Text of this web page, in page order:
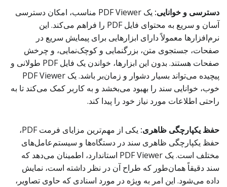
دسترسی و خوانایی:
یک PDF Viewer مناسب، امکان دسترسی
آسان و سریع به محتوای فایل PDF را فراهم می‌کند. این
نرم‌افزارها معمولاً دارای ابزارهایی برای پیمایش سریع در
صفحات، جستجوی متن، بزرگنمایی و کوچک‌نمایی، و چرخش
صفحات هستند. بدون این ابزارها، خواندن یک فایل PDF طولانی و
پیچیده می‌تواند بسیار دشوار و زمان‌بر باشد. یک PDF Viewer
خوب، خوانایی سند را بهبود می‌بخشد و به کاربر کمک می‌کند تا به
راحتی اطلاعات مورد نیاز خود را پیدا کند.
حفظ یکپارچگی ظاهری:
یکی از مهم‌ترین مزایای فرمت PDF،
حفظ یکپارچگی ظاهری سند در دستگاه‌ها و سیستم‌عامل‌های
مختلف است. یک PDF Viewer استاندارد، اطمینان می‌دهد که
سند دقیقاً همان‌طور که طراح آن در نظر داشته است، نمایش
داده می‌شود. این امر به ویژه در مورد اسنادی که حاوی تصاویر،